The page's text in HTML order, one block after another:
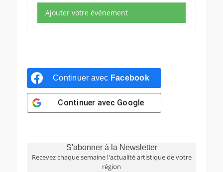
Ajouter votre événement
Continuer avec Facebook
Continuer avec Google
S'abonner à la Newsletter
Recevez chaque semaine l'actualité artistique de votre
région